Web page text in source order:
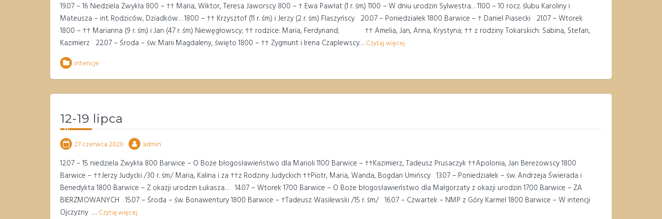
19.07 – 16 Niedziela Zwykła 800 – †† Maria, Wiktor, Teresa Jaworscy 800 – † Ewa Pawłat (1 r. śm.) 1100 – W dniu urodzin Sylwestra… 1100 – 10 rocz. ślubu Karoliny i
Mateusza – int. Rodziców, Dziadków… 1800 – †† Krzysztof (11 r. śm.) i Jerzy (2 r. śm.) Flaszyńscy 20.07 – Poniedziałek 1800 Barwice – † Daniel Piasecki 21.07 – Wtorek
1800 – †† Marianna (9 r. śm.) i Jan (47 r. śm.) Niewęgłowscy; †† rodzice: Maria, Ferdynand; †† Amelia, Jan, Anna, Krystyna; †† z rodziny Tokarskich: Sabina, Stefan,
Kazimierz 22.07 – Środa – św. Marii Magdaleny, święto 1800 – †† Zygmunt i Irena Czaplewscy… Czytaj więcej
intencje
12-19 lipca
27 czerwca 2020 admin
12.07 – 15 niedziela Zwykła 800 Barwice – O Boże błogosławieństwo dla Marioli 1100 Barwice – ††Kazimierz, Tadeusz Prusaczyk ††Apolonia, Jan Berezowscy 1800
Barwice – ††Jerzy Judycki /30 r. śm./ Maria, Kalina i za ††z Rodziny Judyckich ††Piotr, Maria, Wanda, Bogdan Umińscy 13.07 – Poniedziałek – św. Andrzeja Świerada i
Benedykta 1800 Barwice – Z okazji urodzin Łukasza… 14.07 – Wtorek 1700 Barwice – O Boże błogosławieństwo dla Małgorzaty z okazji urodzin 1700 Barwice – ZA
BIERZMOWANYCH 15.07 – Środa – św. Bonawentury 1800 Barwice – †Tadeusz Wasilewski /15 r. śm./ 16.07 – Czwartek – NMP z Góry Karmel 1800 Barwice – W intencji
Ojczyzny … Czytaj więcej